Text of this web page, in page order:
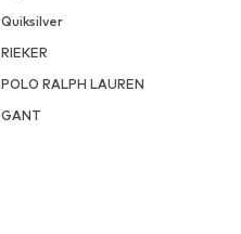
Quiksilver
RIEKER
POLO RALPH LAUREN
GANT